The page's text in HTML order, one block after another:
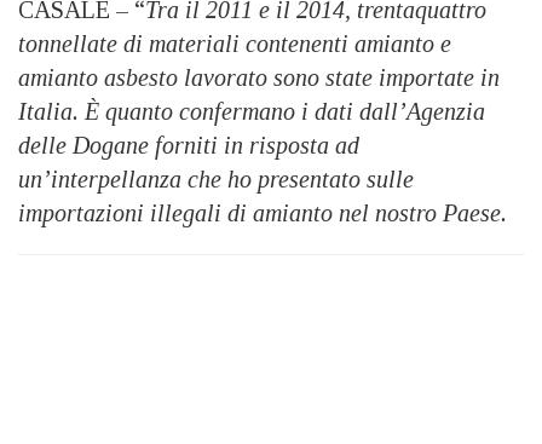
CASALE – “Tra il 2011 e il 2014, trentaquattro
tonnellate di materiali contenenti amianto e
amianto asbesto lavorato sono state importate in
Italia. È quanto confermano i dati dall’Agenzia
delle Dogane forniti in risposta ad
un’interpellanza che ho presentato sulle
importazioni illegali di amianto nel nostro Paese.